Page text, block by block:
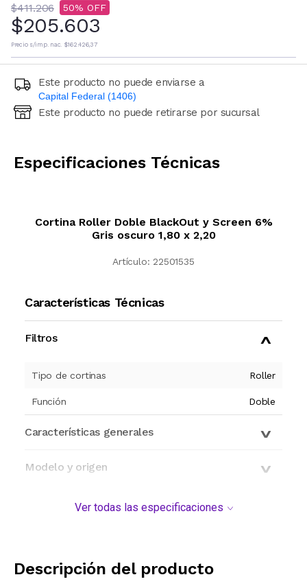
$411.206 50
$205.603
Precio s/imp. nac. $162.426,37
Este producto no puede enviarse a
Capital Federal (1406)
Ingresá código postal (sólo números)
Este producto no puede retirarse por sucursal
Especificaciones Técnicas
Cortina Roller Doble BlackOut y Screen 6%
Gris oscuro 1,80 x 2,20
Artículo: 22501535
Características Técnicas
Filtros
Tipo de cortinas Roller
Función Doble
Características generales
Modelo y origen
Ver todas las especificaciones
Descripción del producto